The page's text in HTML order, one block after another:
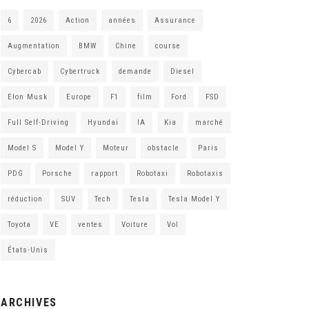
6 2026 Action années Assurance
Augmentation BMW Chine course
Cybercab Cybertruck demande Diesel
Elon Musk Europe F1 film Ford FSD
Full Self-Driving Hyundai IA Kia marché
Model S Model Y Moteur obstacle Paris
PDG Porsche rapport Robotaxi Robotaxis
réduction SUV Tech Tesla Tesla Model Y
Toyota VE ventes Voiture Vol
États-Unis
ARCHIVES